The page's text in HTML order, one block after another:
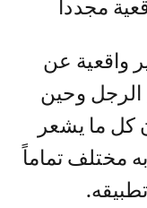
واقعية عن
الرجل وحين
كل ما يشعر
مختلف تماماً